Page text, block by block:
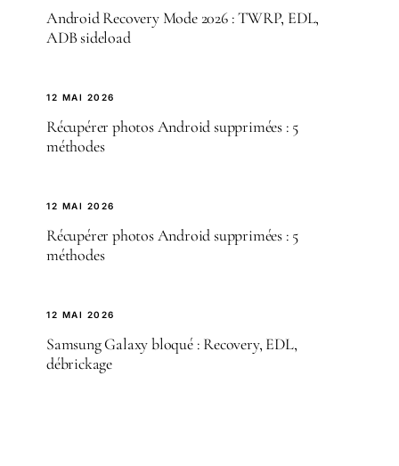
Android Recovery Mode 2026 : TWRP, EDL,
ADB sideload
12 MAI 2026
Récupérer photos Android supprimées : 5
méthodes
12 MAI 2026
Récupérer photos Android supprimées : 5
méthodes
12 MAI 2026
Samsung Galaxy bloqué : Recovery, EDL,
débrickage